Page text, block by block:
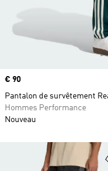
Prix
€ 90
Pantalon de survêtement
Hommes Performance
Nouveau